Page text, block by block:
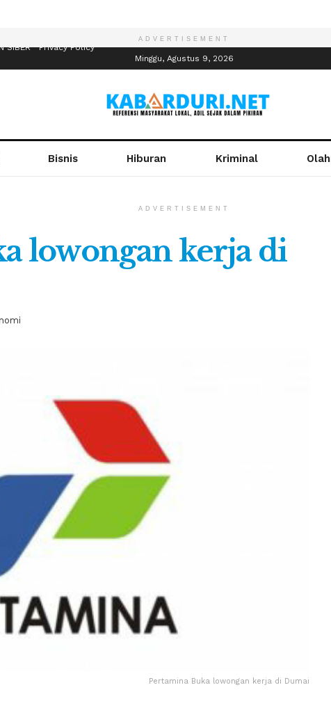
ADVERTISEMENT
SIBER Privacy Policy
Minggu, Agustus 9, 2026
Bisnis Hiburan Kriminal
ADVERTISEMENT
lowongan kerja di
Pertamina Buka lowongan kerja di Dumai